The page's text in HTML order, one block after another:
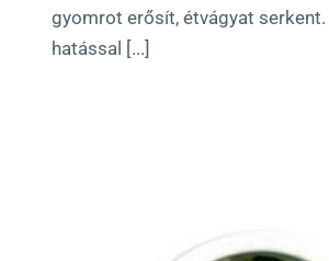
gyomrot erősít, étvágyat serkent.
hatással [...]